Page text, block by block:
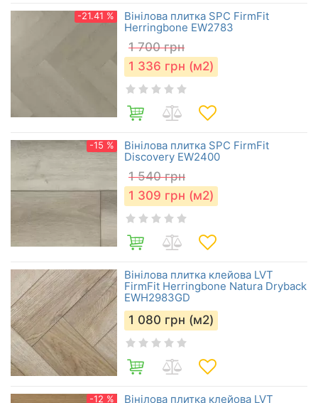
-21.41 %
Вінілова плитка SPC FirmFit
Herringbone EW2783
1 700 грн
1 336 грн (м2)
-15 %
Вінілова плитка SPC FirmFit
Discovery EW2400
1 540 грн
1 309 грн (м2)
Вінілова плитка клейова LVT
FirmFit Herringbone Natura Dryback
EWH2983GD
1 080 грн (м2)
-12 %
Вінілова плитка клейова LVT